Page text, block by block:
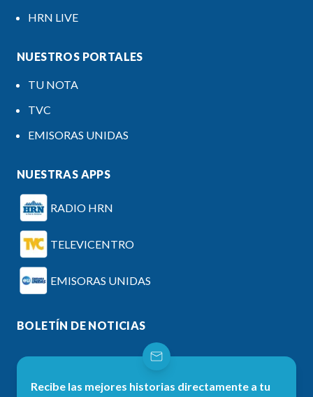
HRN LIVE
NUESTROS PORTALES
TU NOTA
TVC
EMISORAS UNIDAS
NUESTRAS APPS
RADIO HRN
TELEVICENTRO
EMISORAS UNIDAS
BOLETÍN DE NOTICIAS
Recibe las mejores historias directamente a tu